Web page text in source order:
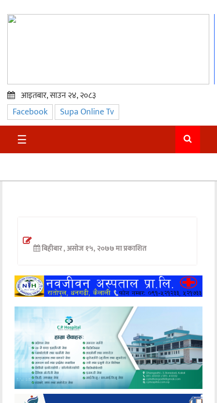
प्रमुख
समाचार
सुदुर
अन्तर्वार्ता
खेलकुद
मनोरञ्जन
अन्य
आइतबार, साउन २४, २०८३
Facebook Supa Online Tv
☰
बिहीबार , असोज १५, २०७७ मा प्रकाशित